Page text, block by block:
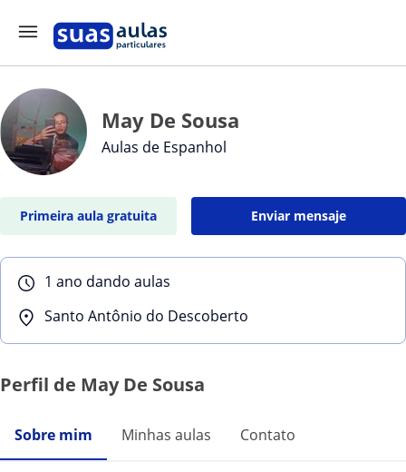
May De Sousa
Aulas de Espanhol
Primeira aula gratuita Enviar mensaje
1 ano dando aulas
Santo Antônio do Descoberto
Perfil de May De Sousa
Sobre mim Minhas aulas Contato